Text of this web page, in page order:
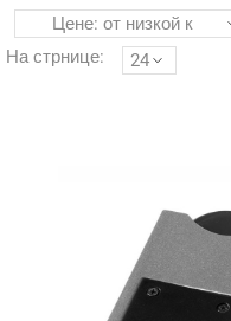
Цене: от низкой к
высокой
На стрнице: 24